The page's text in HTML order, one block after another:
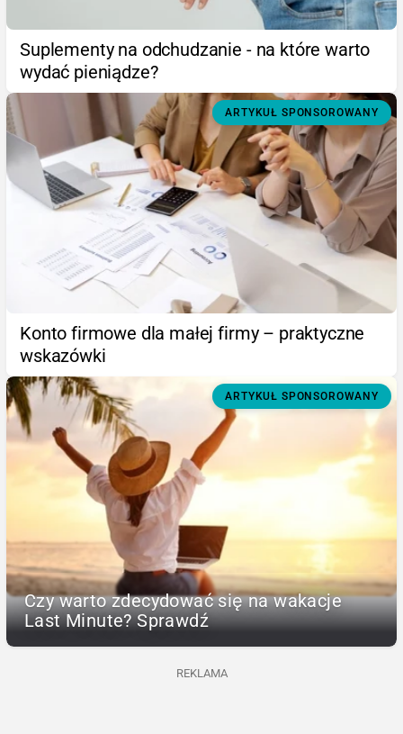
Suplementy na odchudzanie - na które warto
wydać pieniądze?
ARTYKUŁ SPONSOROWANY
Konto firmowe dla małej firmy – praktyczne
wskazówki
ARTYKUŁ SPONSOROWANY
Czy warto zdecydować się na wakacje
Last Minute? Sprawdź
REKLAMA